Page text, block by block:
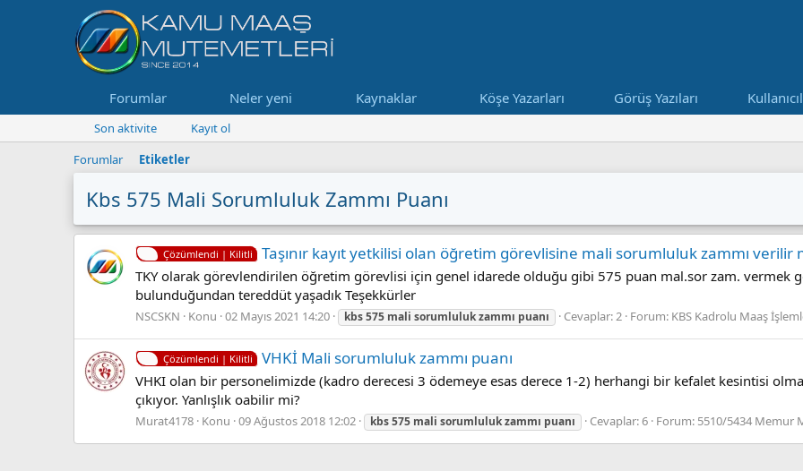
Forumlar Neler yeni Kaynaklar Köşe Yazarları Görüş Yazıları
Son aktivite
Kayıt ol
Forumlar
Etiketler
Kbs 575 Mali Sorumluluk Zammı Puanı
Çözümlendi | Kilitli Taşınır kayıt yetkilisi olan öğretim görevlisine mali sorumluluk zammı verilir
TKY olarak görevlendirilen öğretim görevlisi için genel idarede olduğu gibi 575 puan mal.sor zam. vermek
bulunduğundan tereddüt yaşadık Teşekkürler
NSCSKN Konu 02 Mayıs 2021 14:20 kbs575 mali sorumlulukzammı puanı Cevaplar: 2 Forum: KBS Kadrolu Maaş
Çözümlendi | Kilitli VHKİ Mali sorumluluk zammı puanı
VHKI olan bir personelimizde (kadro derecesi 3 ödemeye esas derece 1-2) herhangi bir kefalet kesintisi
çıkıyor. Yanlışlık oabilir mi?
Murat4178 Konu 09 Ağustos 2018 12:02 kbs575 mali sorumlulukzammı puanı Cevaplar: 6 Forum: 5510/5434 Memur